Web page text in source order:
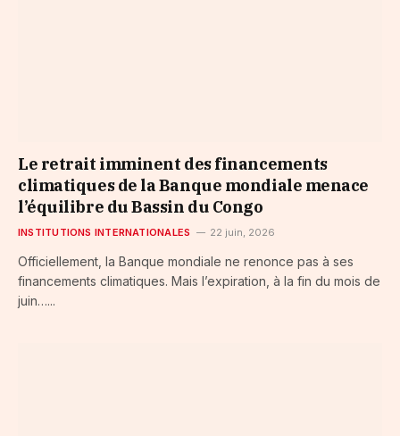
Le retrait imminent des financements
climatiques de la Banque mondiale menace
l’équilibre du Bassin du Congo
INSTITUTIONS INTERNATIONALES 22 juin, 2026
Officiellement, la Banque mondiale ne renonce pas à ses
financements climatiques. Mais l’expiration, à la fin du mois de
juin…...